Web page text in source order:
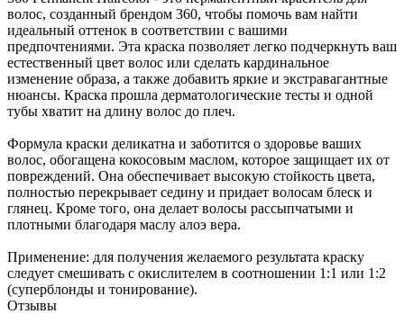
волос, созданный брендом 360, чтобы помочь вам найти
идеальный оттенок в соответствии с вашими
предпочтениями. Эта краска позволяет легко подчеркнуть ваш
естественный цвет волос или сделать кардинальное
изменение образа, а также добавить яркие и экстравагантные
нюансы. Краска прошла дерматологические тесты и одной
тубы хватит на длину волос до плеч.
Формула краски деликатна и заботится о здоровье ваших
волос, обогащена кокосовым маслом, которое защищает их от
повреждений. Она обеспечивает высокую стойкость цвета,
полностью перекрывает седину и придает волосам блеск и
глянец. Кроме того, она делает волосы рассыпчатыми и
плотными благодаря маслу алоэ вера.
Применение: для получения желаемого результата краску
следует смешивать с окислителем в соотношении 1:1 или 1:2
(суперблонды и тонирование).
Отзывы